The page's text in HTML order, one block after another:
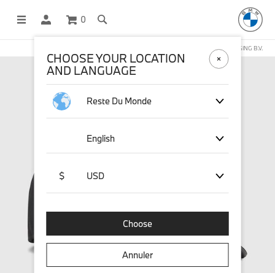
0
BOUTIQUE EN LIGNE GÉRÉE PAR STICHD SPORTSMERCHANDISING B.V.
CHOOSE YOUR LOCATION
AND LANGUAGE
Reste Du Monde
English
$ USD
Choose
Annuler